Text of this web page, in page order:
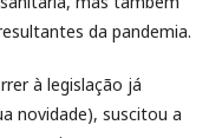
da pandemia.
à legislação já
novidade), suscitou a